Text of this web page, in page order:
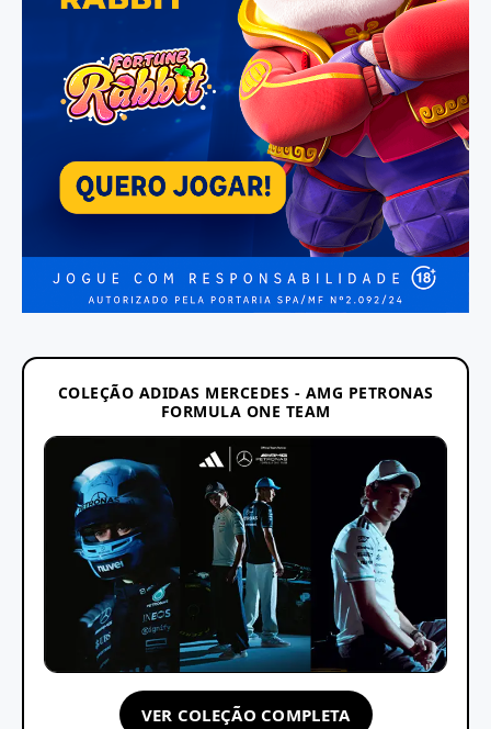
COLEÇÃO ADIDAS MERCEDES - AMG PETRONAS
FORMULA ONE TEAM
VER COLEÇÃO COMPLETA